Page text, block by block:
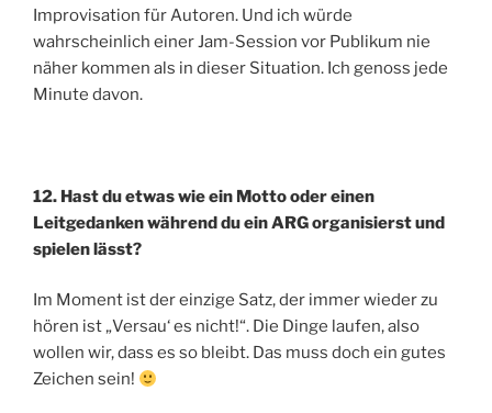
Improvisation für Autoren. Und ich würde
wahrscheinlich einer Jam-Session vor Publikum nie
näher kommen als in dieser Situation. Ich genoss jede
Minute davon.
12. Hast du etwas wie ein Motto oder einen
Leitgedanken während du ein ARG organisierst und
spielen lässt?
Im Moment ist der einzige Satz, der immer wieder zu
hören ist „Versau‘ es nicht!“. Die Dinge laufen, also
wollen wir, dass es so bleibt. Das muss doch ein gutes
Zeichen sein!